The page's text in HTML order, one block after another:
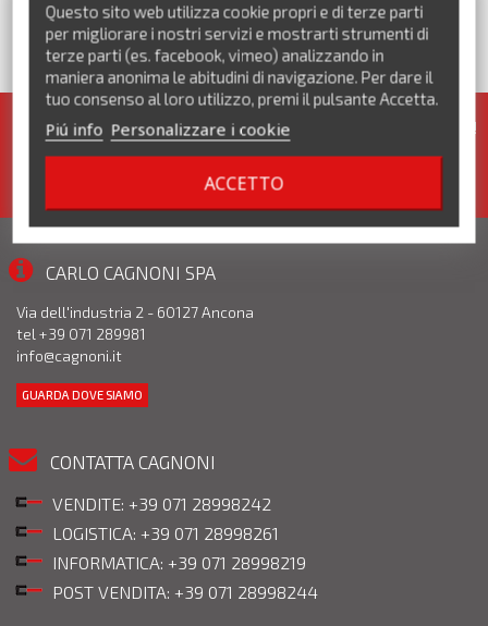
VEDI TUTTI I MARCHI
Iscriviti alla nostra newsletter. Pronte per te tante promozioni!
Questo sito web utilizza cookie propri e di terze parti
per migliorare i nostri servizi e mostrarti strumenti di
terze parti (es. facebook, vimeo) analizzando in
maniera anonima le abitudini di navigazione. Per dare il
tuo consenso al loro utilizzo, premi il pulsante Accetta.
Piú info Personalizzare i cookie
ACCETTO
CARLO CAGNONI SPA
Via dell'industria 2 - 60127 Ancona
tel +39 071 289981
info@cagnoni.it
GUARDA DOVE SIAMO
CONTATTA CAGNONI
VENDITE: +39 071 28998242
LOGISTICA: +39 071 28998261
INFORMATICA: +39 071 28998219
POST VENDITA: +39 071 28998244